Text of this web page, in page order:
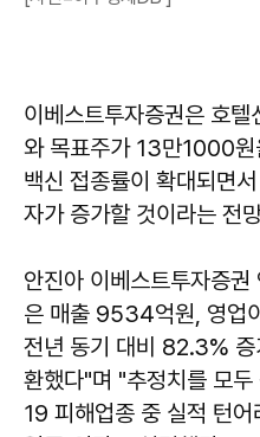
이베스트투자증권은 호
와 목표주가 13만1000원
백신 접종률이 확대되면
자가 증가할 것이라는 전
안진아 이베스트투자증
은 매출 9534억원, 영업
전년 동기 대비 82.3% 증
환했다"며 "추정치를 모
19 피해업종 중 실적 턴